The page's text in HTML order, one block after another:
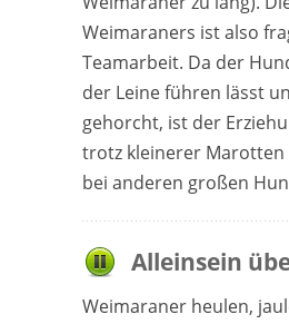
Weimaraners ist also
Teamarbeit. Da der
der Leine führen lässt
gehorcht, ist der
trotz kleinerer Marotten
bei anderen großen
Alleinsein
Weimaraner heulen,